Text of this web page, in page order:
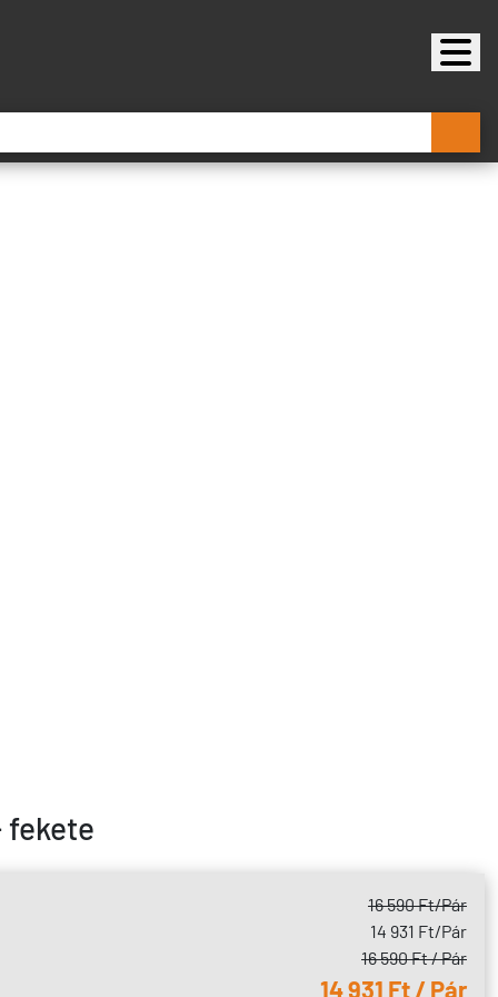
fekete
16 590 Ft/Pár
14 931 Ft/Pár
16 590 Ft / Pár
14 931 Ft / Pár